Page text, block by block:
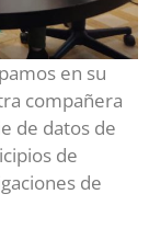
en su
compañera
de datos de
de
de